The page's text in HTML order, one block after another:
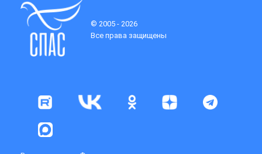
© 2005 - 2026
Все права защищены